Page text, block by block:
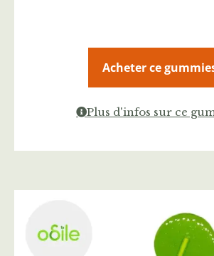
Acheter ce
Plus d'infos sur ce